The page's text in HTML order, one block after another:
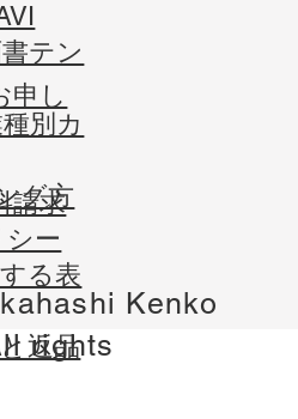
テン
別カ
グ方
申し
請求
ー
る表
返品
Kenko
rights